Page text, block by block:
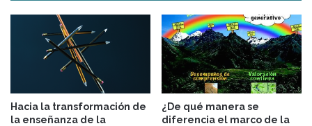
Hacia la transformación de
la enseñanza de la
¿De qué manera se
diferencia el marco de la